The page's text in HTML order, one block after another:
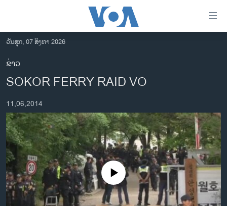
ເຂົ້າ
ຫາ
ຂ້າມ
ຂ້າມ
ໄປ
ຫາ
ຊອກ
ຄົ້ນ
ອາເມຣິກາ
ການເລືອກຕັ້ງ ປະທານາທີບໍດີ ສະຫະລັດ 2024
ຂ່າວ​ຈີນ
ໂລກ
ເອເຊຍ
ອິດສະຫຼະພາບດ້ານການຂ່າວ
ຊີວິດຊາວລາວ
ວັນສຸກ, 07 ສິງຫາ 2026
ຂ່າວ
SOKOR FERRY RAID VO
11,06,2014
No media source currently available